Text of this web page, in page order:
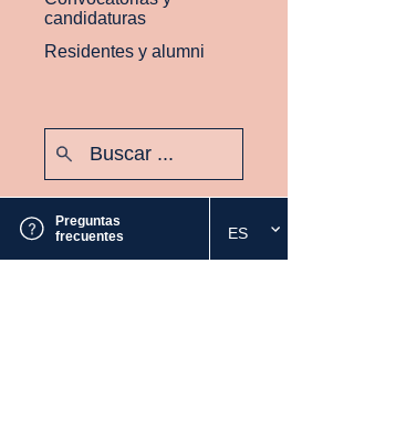
candidaturas
Residentes y alumni
Preguntas
frecuentes
Seleccione
el
ES